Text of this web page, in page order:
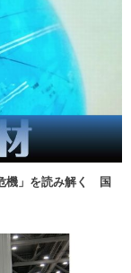
機」を読み解く 国